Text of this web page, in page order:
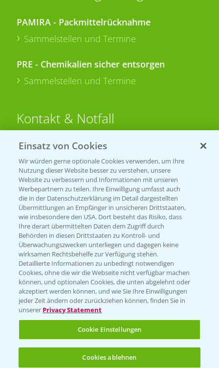
PAMIRA - Packmittelrücknahme
Sammelstellen und Termine
PRE - Chemikalien sicher entsorgen
Sammelstellen und Termine
Kontakt & Notfall
Beratung auf WhatsApp
T.+49 (0)174 346 564 1
KONTAKT
Hilfe in Notfällen
T.+49 (0)214/30-20220
Folgen Sie uns
Einsatz von Cookies
Wir würden gerne optionale Cookies verwenden, um Ihre
Nutzung dieser Website besser zu verstehen, unsere
Website zu verbessern und Informationen mit unseren
Werbepartnern zu teilen. Ihre Einwilligung umfasst auch
die in der Datenschutzerklärung im Detail dargestellten
Übermittlungen an Empfänger in unsicheren Drittstaaten,
wie insbesondere den USA. Dort besteht das Risiko, dass
Ihre derart übermittelten Daten dem Zugriff durch
Behörden in diesen Drittstaaten zu Kontroll- und
Überwachungszwecken unterliegen und dagegen keine
wirksamen Rechtsbehelfe zur Verfügung stehen.
Detaillierte Informationen zu unbedingt notwendigen
Cookies, ohne die wir die Webseite nicht verfügbar machen
können, und optionalen Cookies, die unten abgelehnt oder
akzeptiert werden können, und wie Sie Ihre Einwilligungen
jeder Zeit ändern oder zurückziehen können, finden Sie in
unserer Privacy Statement
Cookie Einstellungen
Cookies ablehnen